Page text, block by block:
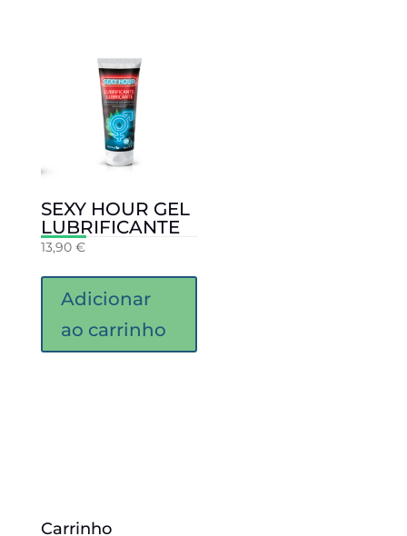
SEXY HOUR GEL
LUBRIFICANTE
13,90 €
Adicionar
ao carrinho
Carrinho